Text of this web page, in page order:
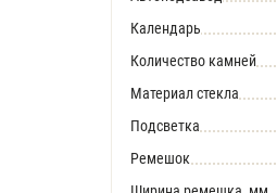
Календарь
Количество камней
Материал стекла
Подсветка
Ремешок